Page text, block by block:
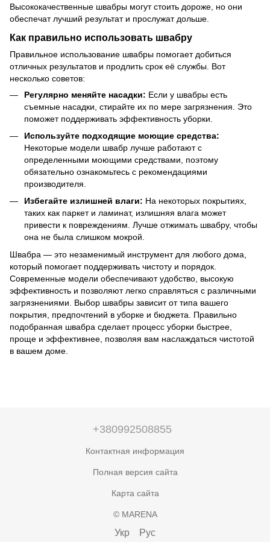
Высококачественные швабры могут стоить дороже, но они
обеспечат лучший результат и прослужат дольше.
Как правильно использовать швабру
Правильное использование швабры помогает добиться
отличных результатов и продлить срок её службы. Вот
несколько советов:
Регулярно меняйте насадки: Если у швабры есть
съемные насадки, стирайте их по мере загрязнения. Это
поможет поддерживать эффективность уборки.
Используйте подходящие моющие средства:
Некоторые модели швабр лучше работают с
определенными моющими средствами, поэтому
обязательно ознакомьтесь с рекомендациями
производителя.
Избегайте излишней влаги: На некоторых покрытиях,
таких как паркет и ламинат, излишняя влага может
привести к повреждениям. Лучше отжимать швабру, чтобы
она не была слишком мокрой.
Швабра — это незаменимый инструмент для любого дома,
который помогает поддерживать чистоту и порядок.
Современные модели обеспечивают удобство, высокую
эффективность и позволяют легко справляться с различными
загрязнениями. Выбор швабры зависит от типа вашего
покрытия, предпочтений в уборке и бюджета. Правильно
подобранная швабра сделает процесс уборки быстрее,
проще и эффективнее, позволяя вам наслаждаться чистотой
в вашем доме.
+380992508855
Контактная информация
Полная версия сайта
Карта сайта
© MARENA
Укр Рус